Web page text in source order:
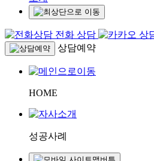
소개
전화 상담
상담예약
성공사례